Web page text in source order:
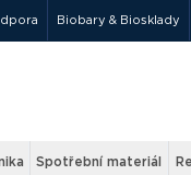
Biobary & Biosklady
Spotřební materiál